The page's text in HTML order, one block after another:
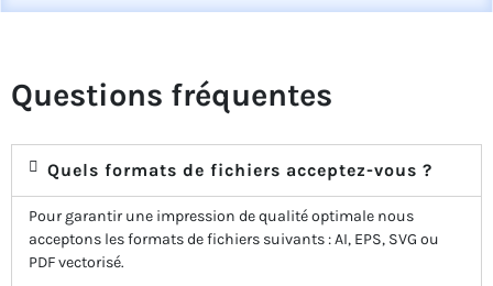
Questions fréquentes
Quels formats de fichiers acceptez-vous ?
Pour garantir une impression de qualité optimale nous
acceptons les formats de fichiers suivants : AI, EPS, SVG ou
PDF vectorisé.